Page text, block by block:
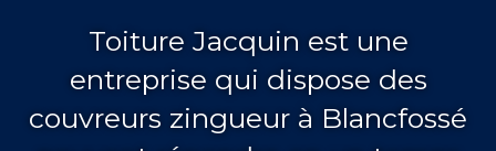
Toiture Jacquin est une
entreprise qui dispose des
couvreurs zingueur à Blancfossé